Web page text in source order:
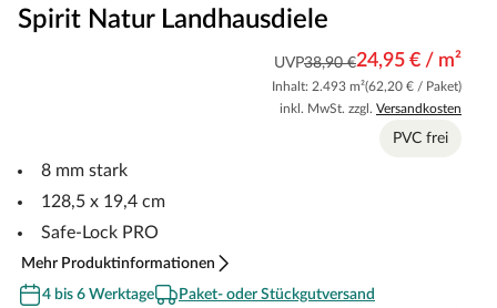
Spirit Natur Landhausdiele
UVP38,90 €24,95 € / m²
Inhalt: 2.493 m²(62,20 € / Paket)
inkl. MwSt. zzgl. Versandkosten
PVC frei
8 mm stark
128,5 x 19,4 cm
Safe-Lock PRO
Mehr Produktinformationen
4 bis 6 Werktage
Paket- oder Stückgutversand